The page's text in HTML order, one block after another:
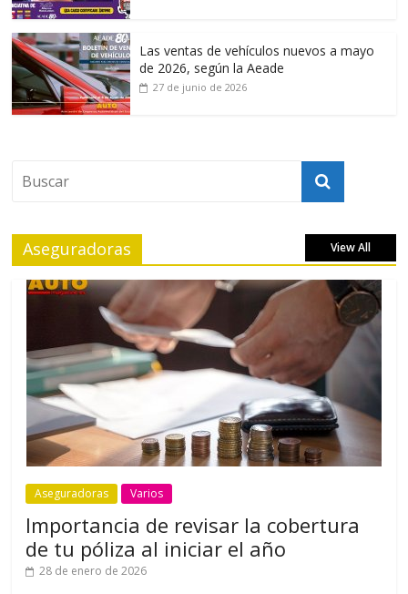
Las ventas de vehículos nuevos a mayo
de 2026, según la Aeade
27 de junio de 2026
Aseguradoras View All
Aseguradoras Varios
Importancia de revisar la cobertura
de tu póliza al iniciar el año
28 de enero de 2026